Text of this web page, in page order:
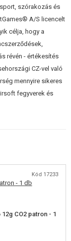
és sima elülső
és érzés érdekében.
szórakozás és
A/S licencelt
célja, hogy a
révén - értékesítés
CZ-vel való
mennyire sikeres
fegyverek és
Kód 17233
CO2 patron - 1